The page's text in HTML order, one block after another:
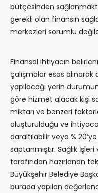
bütçesinden
gerekli olan finansın
merkezleri sorumlu
Finansal ihtiyacın
çalışmalar esas
yapılacağı yerin
göre hizmet alacak kişi
miktarı ve benzeri
oluşturulduğu ve
daraltılabilir veya %
saptanmıştır. Sağlık
tarafından hazırlanan
Büyükşehir Belediye
burada yapılan